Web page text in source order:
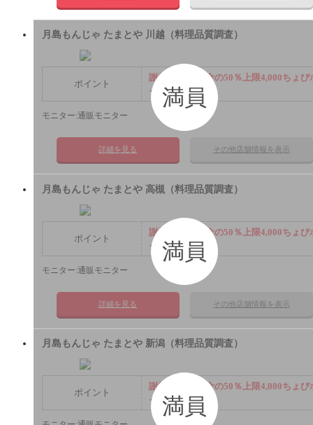
満員
月島もんじゃ たまとや 川越（料理品質調査）
ポイント
謝礼： 飲食代金の50％上限4,000ちょび
イント
モニター:通販モニター
詳細を見る その他店舗情報を表示
満員
月島もんじゃ たまとや 高槻（料理品質調査）
ポイント
謝礼： 飲食代金の50％上限4,000ちょび
イント
モニター:通販モニター
詳細を見る その他店舗情報を表示
満員
月島もんじゃ たまとや 新潟（料理品質調査）
ポイント
謝礼： 飲食代金の50％上限4,000ちょび
イント